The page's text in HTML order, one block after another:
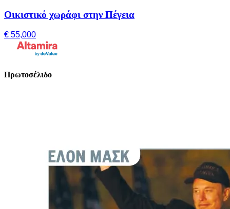
Οικιστικό χωράφι στην Πέγεια
€ 55,000
Πρωτοσέλιδο